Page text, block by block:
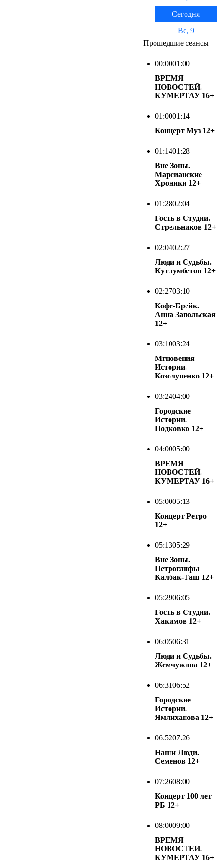
Сегодня
Вс, 9
Прошедшие сеансы
00:0001:00
ВРЕМЯ
НОВОСТЕЙ.
КУМЕРТАУ 16+
01:0001:14
Концерт Муз 12+
01:1401:28
Вне Зоны.
Марсианские
Хроники 12+
01:2802:04
Гость в Студии.
Стрельников 12+
02:0402:27
Люди и Судьбы.
Кутлумбетов 12+
02:2703:10
Кофе-Брейк.
Анна Запольская
12+
03:1003:24
Мгновения
Истории.
Козолупенко 12+
03:2404:00
Городские
Истории.
Подковко 12+
04:0005:00
ВРЕМЯ
НОВОСТЕЙ.
КУМЕРТАУ 16+
05:0005:13
Концерт Ретро
12+
05:1305:29
Вне Зоны.
Петроглифы
Калбак-Таш 12+
05:2906:05
Гость в Студии.
Хакимов 12+
06:0506:31
Люди и Судьбы.
Жемчужина 12+
06:3106:52
Городские
Истории.
Ямлиханова 12+
06:5207:26
Наши Люди.
Семенов 12+
07:2608:00
Концерт 100 лет
РБ 12+
08:0009:00
ВРЕМЯ
НОВОСТЕЙ.
КУМЕРТАУ 16+